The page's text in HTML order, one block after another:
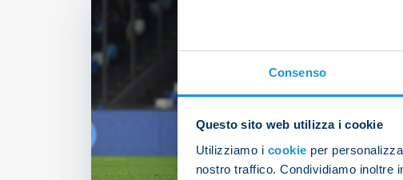
Consenso
Questo sito web utilizza i cookie
Utilizziamo i cookie per
nostro traffico. Condividiamo inoltre